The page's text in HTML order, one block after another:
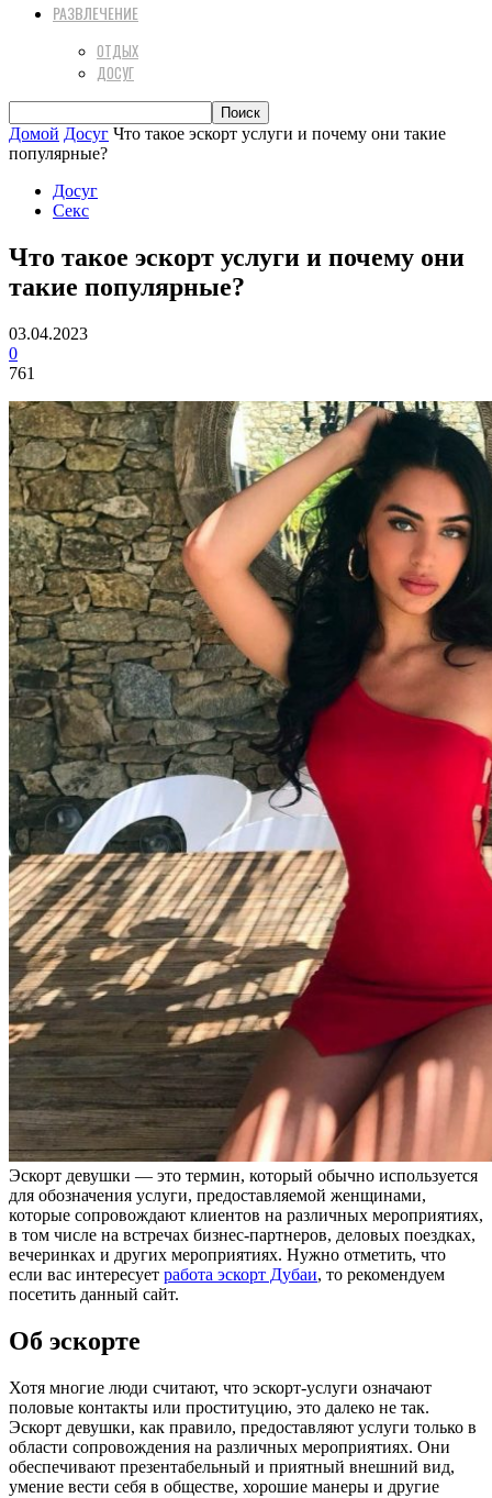
РАЗВЛЕЧЕНИЕ
ОТДЫХ
ДОСУГ
Домой Досуг Что такое эскорт услуги и почему они такие
популярные?
Досуг
Секс
Что такое эскорт услуги и почему они
такие популярные?
03.04.2023
0
761
Эскорт девушки — это термин, который обычно используется
для обозначения услуги, предоставляемой женщинами,
которые сопровождают клиентов на различных мероприятиях,
в том числе на встречах бизнес-партнеров, деловых поездках,
вечеринках и других мероприятиях. Нужно отметить, что
если вас интересует работа эскорт Дубаи, то рекомендуем
посетить данный сайт.
Об эскорте
Хотя многие люди считают, что эскорт-услуги означают
половые контакты или проституцию, это далеко не так.
Эскорт девушки, как правило, предоставляют услуги только в
области сопровождения на различных мероприятиях. Они
обеспечивают презентабельный и приятный внешний вид,
умение вести себя в обществе, хорошие манеры и другие